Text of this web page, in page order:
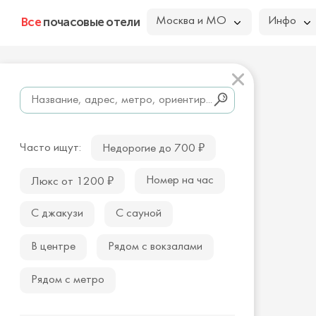
Всепочасовые отели Москва и МО Инфо
Часто ищут: Недорогие до 700 ₽
Люкс от 1200 ₽ Номер на час
С джакузи С сауной
В центре Рядом с вокзалами
Рядом с метро